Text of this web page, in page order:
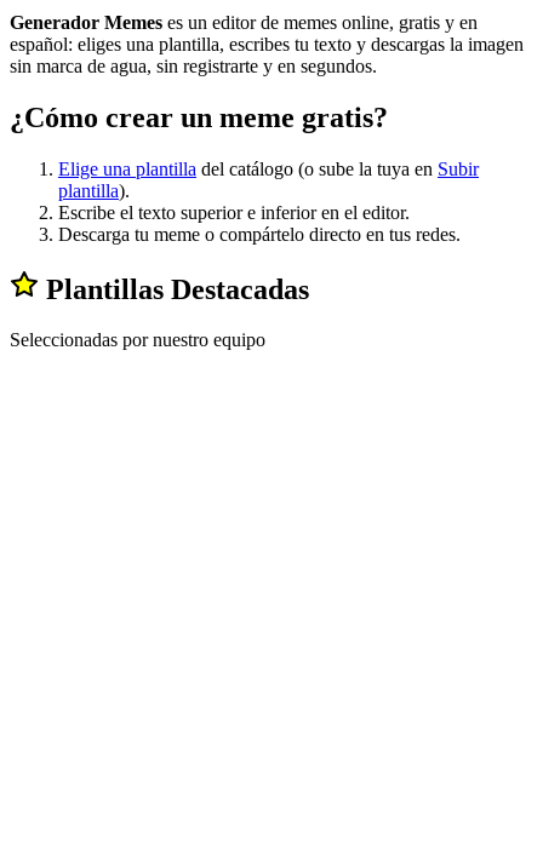
Generador Memes es un editor de memes online, gratis y en
español: eliges una plantilla, escribes tu texto y descargas la imagen
sin marca de agua, sin registrarte y en segundos.
¿Cómo crear un meme gratis?
Elige una plantilla del catálogo (o sube la tuya en Subir
plantilla).
Escribe el texto superior e inferior en el editor.
Descarga tu meme o compártelo directo en tus redes.
Plantillas Destacadas
Seleccionadas por nuestro equipo